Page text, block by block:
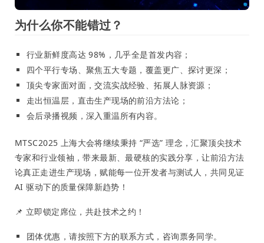
为什么你不能错过？
行业新鲜度高达 98%，几乎全是首发内容；
四个平行专场、聚焦五大专题，覆盖更广、探讨更深；
顶尖专家面对面，交流实战经验、拓展人脉资源；
走出恒温层，直击生产现场的前沿方法论；
会后录播视频，深入重温所有内容。
MTSC2025 上海大会将继续秉持 “严选” 理念，汇聚顶尖技术
专家和行业领袖，带来最新、最硬核的实践分享，让前沿方法
论真正走进生产现场，赋能每一位开发者与测试人，共同见证
AI 驱动下的质量保障新趋势！
📌 立即锁定席位，共赴技术之约！
团体优惠，请按照下方的联系方式，咨询票务同学。